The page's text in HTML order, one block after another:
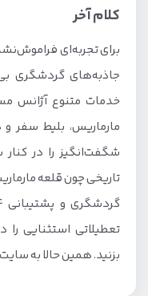
کلام آخر
برای تجربه‌ای
جاذبه‌های گردشگری
خدمات متنوع آژانس
مارماریس، بلیط سفر
شگفت‌انگیز را در
تاریخی چون قلعه
تعطیلاتی استثنایی
بزنید. همین حالا به